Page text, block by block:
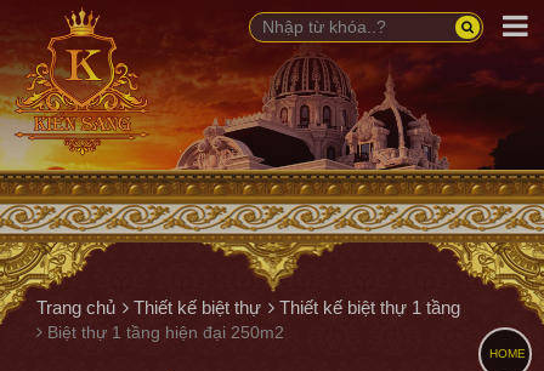
Trang chủ Thiết kế biệt thự Thiết kế biệt thự 1 tầng
Biệt thự 1 tầng hiện đại 250m2
HOME